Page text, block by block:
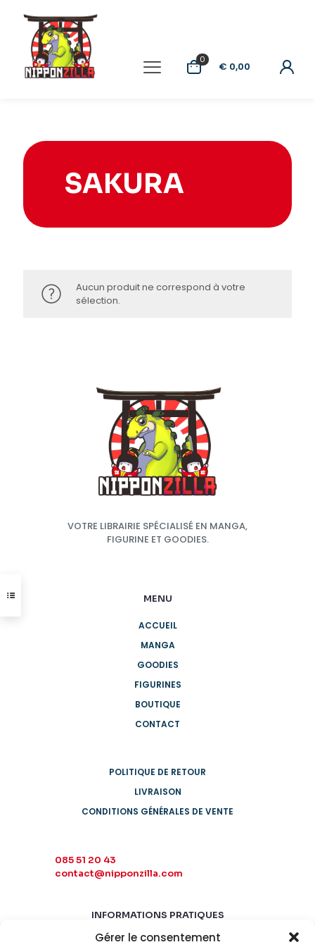
Gérer le consentement
0
€ 0,00
SAKURA
Aucun produit ne correspond à votre
sélection.
VOTRE LIBRAIRIE SPÉCIALISÉ EN MANGA,
FIGURINE ET GOODIES.
MENU
ACCUEIL
MANGA
GOODIES
FIGURINES
BOUTIQUE
CONTACT
POLITIQUE DE RETOUR
LIVRAISON
CONDITIONS GÉNÉRALES DE VENTE
085 51 20 43
contact@nipponzilla.com
INFORMATIONS PRATIQUES
MARDI-SAMEDI